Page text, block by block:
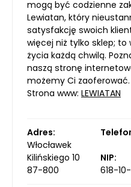
mogą być codzienne
Lewiatan, który
satysfakcję swoich
więcej niż tylko sklep;
życia każdą chwilą.
naszą stronę
możemy Ci zaoferować.
Strona www: LEWIATAN
Adres:
Włocławek
Kilińskiego 10
87-800
NIP:
618-